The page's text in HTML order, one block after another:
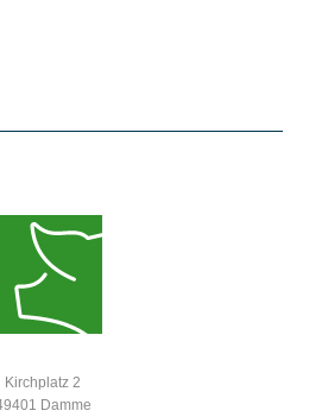
Kirchplatz 2
Damme